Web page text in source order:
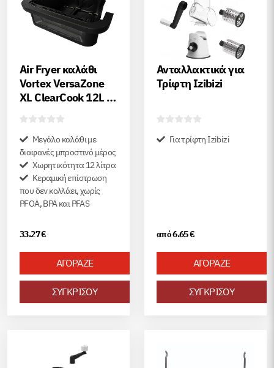
Air Fryer καλάθι
Vortex VersaZone
XL ClearCook 12L –
μαύρη
Μεγάλο καλάθι με
διαφανές μπροστινό μέρος
Χωρητικότητα 12 λίτρα
Κεραμική επίστρωση
που δεν κολλάει, χωρίς
PFOA, BPA και PFAS
33.27€
ΑΓΟΡΑΖΕ
ΣΥΓΚΡΙΣΟΥ
Ανταλλακτικά για
Τρίφτη Izibizi
Για τρίφτη Izibizi
από6.65€
ΑΓΟΡΑΖΕ
ΣΥΓΚΡΙΣΟΥ